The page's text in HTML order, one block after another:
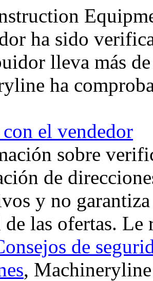
ha sido
lleva más
ha
el vendedor
sobre
de
y no
las ofertas. Le
de
,